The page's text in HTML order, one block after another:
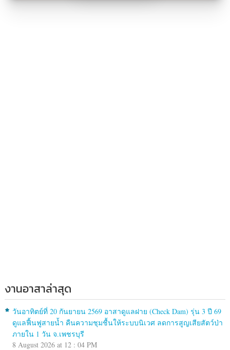
งานอาสาล่าสุด
วันอาทิตย์ที่ 20 กันยายน 2569 อาสาดูแลฝาย (Check Dam) รุ่น 3 ปี 69
ดูแลฟื้นฟูสายน้ำ คืนความชุมชื้นให้ระบบนิเวศ ลดการสูญเสียสัตว์ป่า
ภายใน 1 วัน จ.เพชรบุรี
8 August 2026 at 12 : 04 PM